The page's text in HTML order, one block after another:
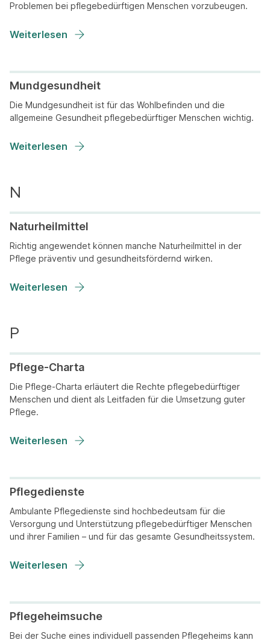
Problemen bei pflegebedürftigen Menschen vorzubeugen.
Weiterlesen
Mundgesundheit
Die Mundgesundheit ist für das Wohlbefinden und die
allgemeine Gesundheit pflegebedürftiger Menschen wichtig.
Weiterlesen
Naturheilmittel
Richtig angewendet können manche Naturheilmittel in der
Pflege präventiv und gesundheitsfördernd wirken.
Weiterlesen
Pflege-Charta
Die Pflege-Charta erläutert die Rechte pflegebedürftiger
Menschen und dient als Leitfaden für die Umsetzung guter
Pflege.
Weiterlesen
Pflegedienste
Ambulante Pflegedienste sind hochbedeutsam für die
Versorgung und Unterstützung pflegebedürftiger Menschen
und ihrer Familien – und für das gesamte Gesundheitssystem.
Weiterlesen
Pflegeheimsuche
Bei der Suche eines individuell passenden Pflegeheims kann